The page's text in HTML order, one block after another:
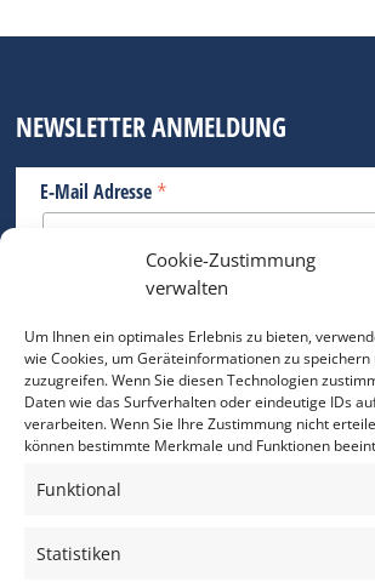
Cookie-Zustimmung
verwalten
Um Ihnen ein optimales Erlebnis zu bieten,
wie Cookies, um Geräteinformationen zu
zuzugreifen. Wenn Sie diesen Technologien
Daten wie das Surfverhalten oder eindeutige IDs
verarbeiten. Wenn Sie Ihre Zustimmung nicht
können bestimmte Merkmale und Funktionen
Funktional
Statistiken
NEWSLETTER ANMELDUNG
E-Mail Adresse *
Bitte geben Sie Ihre E-Mail Adresse ein.